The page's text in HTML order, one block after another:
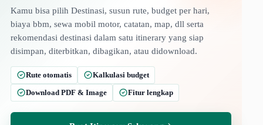
Kamu bisa pilih Destinasi, susun rute, budget per hari,
biaya bbm, sewa mobil motor, catatan, map, dll serta
rekomendasi destinasi dalam satu itinerary yang siap
disimpan, diterbitkan, dibagikan, atau didownload.
Rute otomatis
Kalkulasi budget
Download PDF & Image
Fitur lengkap